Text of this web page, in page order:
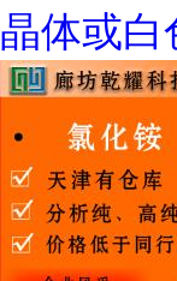
晶体或白